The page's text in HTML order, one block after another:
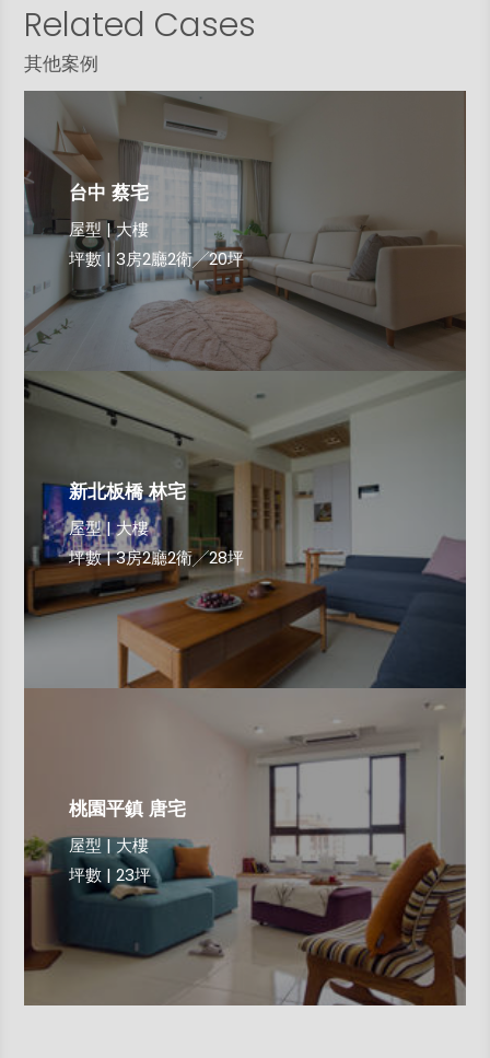
Related Cases
其他案例
台中 蔡宅
屋型 | 大樓
坪數 | 3房2廳2衛╱20坪
新北板橋 林宅
屋型 | 大樓
坪數 | 3房2廳2衛╱28坪
桃園平鎮 唐宅
屋型 | 大樓
坪數 | 23坪